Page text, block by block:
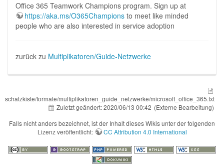
Office 365 Teamwork Champions program. Sign up at
https://aka.ms/O365Champions to meet like minded
people who are also interested in service adoption
zurück zu Multiplikatoren/Guide-Netzwerke
schatzkiste/formate/multiplikatoren_guide_netzwerke/microsoft_office_365.txt
Zuletzt geändert:2020/06/13 00:42 (Externe Bearbeitung)
Falls nicht anders bezeichnet, ist der Inhalt dieses Wikis unter der folgenden
Lizenz veröffentlicht:
CC Attribution 4.0 International